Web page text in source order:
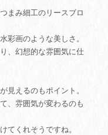
まみ細工のリースブロ
彩画のような美しさ。
、幻想的な雰囲気に仕
見えるのもポイント。
、雰囲気が変わるのも
てくれそうですね。